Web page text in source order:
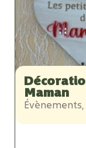
Maman
Évènements